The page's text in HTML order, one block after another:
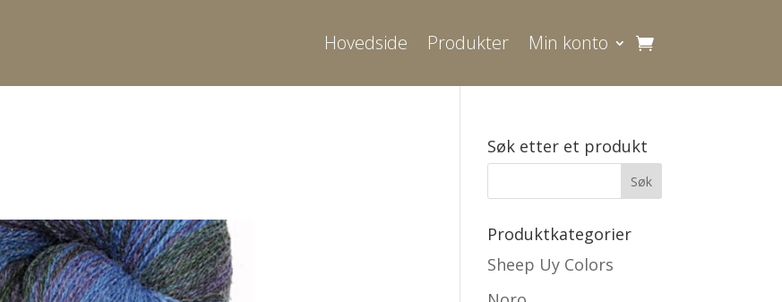
Hovedside Produkter Min konto
Søk etter et produkt
Produktkategorier
Sheep Uy Colors